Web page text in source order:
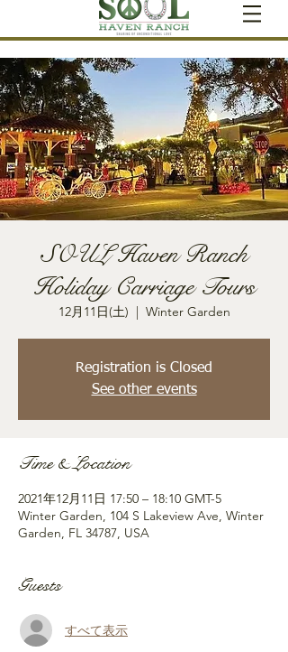
SOUL Haven Ranch
Holiday Carriage Tours
12月11日(土)
  |
Winter Garden
Registration is Closed
See other events
Time & Location
2021年12月11日 17:50 – 18:10 GMT-5
Winter Garden, 104 S Lakeview Ave, Winter
Garden, FL 34787, USA
Guests
すべて表示